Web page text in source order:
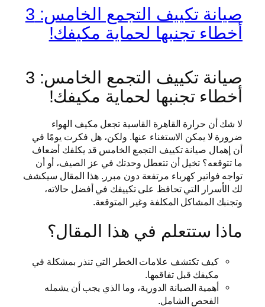
صيانة تكييف التجمع الخامس: 3
أخطاء تجنبها لحماية مكيفك!
صيانة تكييف التجمع الخامس: 3
أخطاء تجنبها لحماية مكيفك!
لا شك أن حرارة القاهرة القاسية تجعل مكيف الهواء
ضرورة لا يمكن الاستغناء عنها. ولكن، هل فكرت يومًا في
أن إهمال صيانة تكييف التجمع الخامس قد يكلفك أضعاف
ما تتوقعه؟ تخيل أن تتعطل وحدتك في عز الصيف، أو أن
تواجه فواتير كهرباء مرتفعة دون مبرر. هذا المقال سيكشف
لك الأسرار التي تحافظ على تكييفك في أفضل حالاته،
وتجنبك المشاكل المكلفة وغير المتوقعة.
ماذا ستتعلم في هذا المقال؟
كيف تكتشف علامات الخطر التي تنذر بمشكلة في
مكيفك قبل تفاقمها.
أهمية الصيانة الدورية، وما الذي يجب أن يشمله
الفحص الشامل.